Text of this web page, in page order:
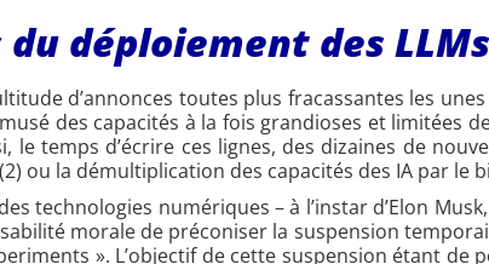
déploiement des
d’annonces toutes plus fracassantes les
des capacités à la fois grandioses et limitées
le temps d’écrire ces lignes, des dizaines de
ou la démultiplication des capacités des IA par le
technologies numériques – à l’instar d’Elon
morale de préconiser la suspension
». L’objectif de cette suspension étant de